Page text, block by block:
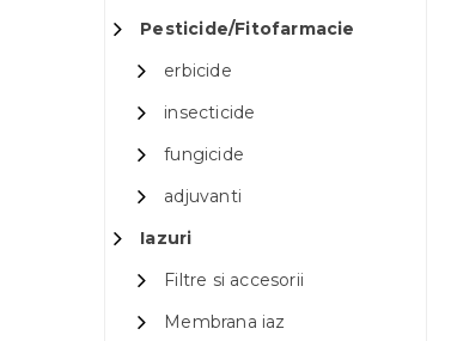
Pesticide/Fitofarmacie
erbicide
insecticide
fungicide
adjuvanti
Iazuri
Filtre si accesorii
Membrana iaz